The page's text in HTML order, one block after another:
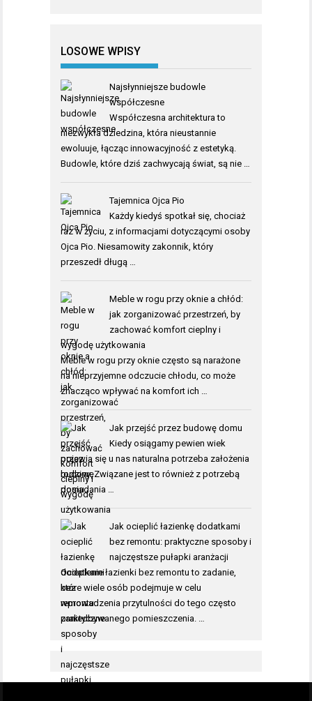
LOSOWE WPISY
Najsłynniejsze budowle
współczesne
Współczesna architektura to
niezwykła dziedzina, która nieustannie
ewoluuje, łącząc innowacyjność z estetyką.
Budowle, które dziś zachwycają świat, są nie …
Tajemnica Ojca Pio
Każdy kiedyś spotkał się, chociaż
raz w życiu, z informacjami dotyczącymi osoby
Ojca Pio. Niesamowity zakonnik, który
przeszedł długą …
Meble w rogu przy oknie a chłód:
jak zorganizować przestrzeń, by
zachować komfort cieplny i
wygodę użytkowania
Meble w rogu przy oknie często są narażone
na nieprzyjemne odczucie chłodu, co może
znacząco wpływać na komfort ich …
Jak przejść przez budowę domu
Kiedy osiągamy pewien wiek
pojawia się u nas naturalna potrzeba założenia
rodziny. Związane jest to również z potrzebą
posiadania …
Jak ocieplić łazienkę dodatkami
bez remontu: praktyczne sposoby i
najczęstsze pułapki aranżacji
Ocieplenie łazienki bez remontu to zadanie,
które wiele osób podejmuje w celu
wprowadzenia przytulności do tego często
zaniedbywanego pomieszczenia. …